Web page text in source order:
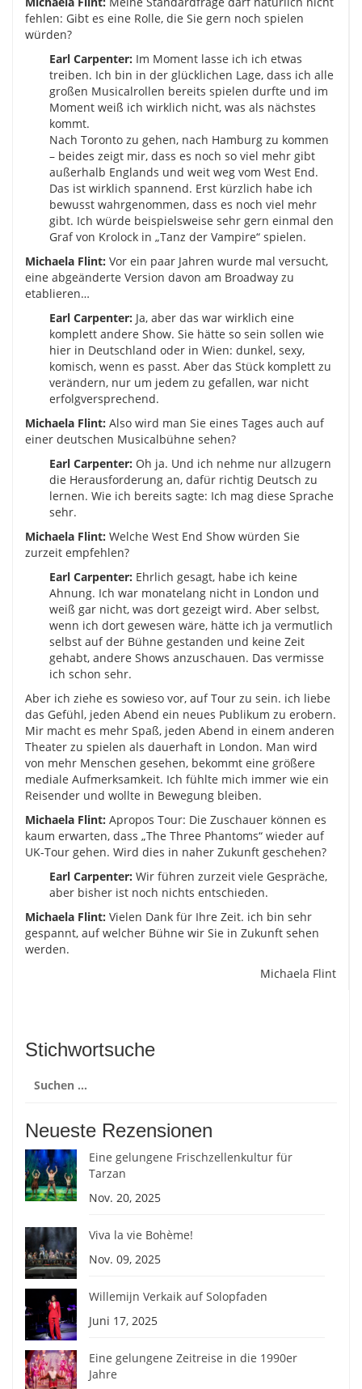
fehlen: Gibt es eine Rolle, die Sie gern noch spielen
würden?
Earl Carpenter: Im Moment lasse ich ich etwas
treiben. Ich bin in der glücklichen Lage, dass ich alle
großen Musicalrollen bereits spielen durfte und im
Moment weiß ich wirklich nicht, was als nächstes
kommt.
Nach Toronto zu gehen, nach Hamburg zu kommen
– beides zeigt mir, dass es noch so viel mehr gibt
außerhalb Englands und weit weg vom West End.
Das ist wirklich spannend. Erst kürzlich habe ich
bewusst wahrgenommen, dass es noch viel mehr
gibt. Ich würde beispielsweise sehr gern einmal den
Graf von Krolock in „Tanz der Vampire“ spielen.
Michaela Flint: Vor ein paar Jahren wurde mal versucht,
eine abgeänderte Version davon am Broadway zu
etablieren…
Earl Carpenter: Ja, aber das war wirklich eine
komplett andere Show. Sie hätte so sein sollen wie
hier in Deutschland oder in Wien: dunkel, sexy,
komisch, wenn es passt. Aber das Stück komplett zu
verändern, nur um jedem zu gefallen, war nicht
erfolgversprechend.
Michaela Flint: Also wird man Sie eines Tages auch auf
einer deutschen Musicalbühne sehen?
Earl Carpenter: Oh ja. Und ich nehme nur allzugern
die Herausforderung an, dafür richtig Deutsch zu
lernen. Wie ich bereits sagte: Ich mag diese Sprache
sehr.
Michaela Flint: Welche West End Show würden Sie
zurzeit empfehlen?
Earl Carpenter: Ehrlich gesagt, habe ich keine
Ahnung. Ich war monatelang nicht in London und
weiß gar nicht, was dort gezeigt wird. Aber selbst,
wenn ich dort gewesen wäre, hätte ich ja vermutlich
selbst auf der Bühne gestanden und keine Zeit
gehabt, andere Shows anzuschauen. Das vermisse
ich schon sehr.
Aber ich ziehe es sowieso vor, auf Tour zu sein. ich liebe
das Gefühl, jeden Abend ein neues Publikum zu erobern.
Mir macht es mehr Spaß, jeden Abend in einem anderen
Theater zu spielen als dauerhaft in London. Man wird
von mehr Menschen gesehen, bekommt eine größere
mediale Aufmerksamkeit. Ich fühlte mich immer wie ein
Reisender und wollte in Bewegung bleiben.
Michaela Flint: Apropos Tour: Die Zuschauer können es
kaum erwarten, dass „The Three Phantoms“ wieder auf
UK-Tour gehen. Wird dies in naher Zukunft geschehen?
Earl Carpenter: Wir führen zurzeit viele Gespräche,
aber bisher ist noch nichts entschieden.
Michaela Flint: Vielen Dank für Ihre Zeit. ich bin sehr
gespannt, auf welcher Bühne wir Sie in Zukunft sehen
werden.
Michaela Flint
Stichwortsuche
nach:
Neueste Rezensionen
Eine gelungene Frischzellenkultur für
Tarzan
Nov. 20, 2025
Viva la vie Bohème!
Nov. 09, 2025
Willemijn Verkaik auf Solopfaden
Juni 17, 2025
Eine gelungene Zeitreise in die 1990er
Jahre